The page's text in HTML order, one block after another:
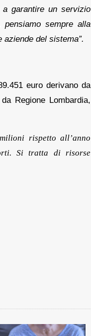
a garantire un servizio
pensiamo sempre alla
del sistema”.
euro derivano da
Regione Lombardia,
rispetto all’anno
Si tratta di risorse